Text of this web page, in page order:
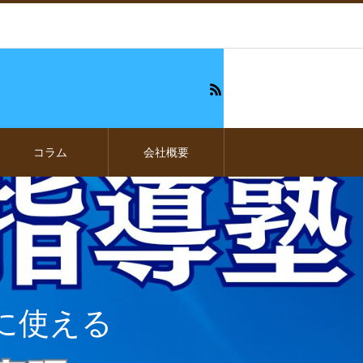
コラム 会社概要
使える